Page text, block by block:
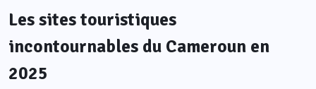
Les sites touristiques
incontournables du Cameroun en
2025